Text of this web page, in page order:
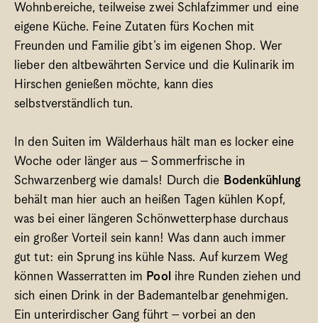
Wohnbereiche, teilweise zwei Schlafzimmer und eine
eigene Küche. Feine Zutaten fürs Kochen mit
Freunden und Familie gibt’s im eigenen Shop. Wer
lieber den altbewährten Service und die Kulinarik im
Hirschen genießen möchte, kann dies
selbstverständlich tun.
In den Suiten im Wälderhaus hält man es locker eine
Woche oder länger aus – Sommerfrische in
Schwarzenberg wie damals! Durch die
Bodenkühlung
behält man hier auch an heißen Tagen kühlen Kopf,
was bei einer längeren Schönwetterphase durchaus
ein großer Vorteil sein kann! Was dann auch immer
gut tut: ein Sprung ins kühle Nass. Auf kurzem Weg
können Wasserratten im Pool ihre Runden ziehen und
sich einen Drink in der Bademantelbar genehmigen.
Ein unterirdischer Gang führt – vorbei an den